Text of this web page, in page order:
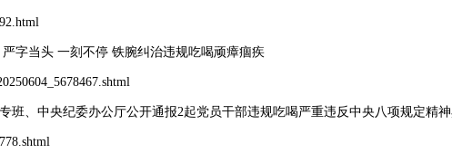
当头 一刻不停 铁腕纠治违规吃喝顽瘴痼疾
、中央纪委办公厅公开通报2起党员干部违规吃喝严重违反中央八项规定精